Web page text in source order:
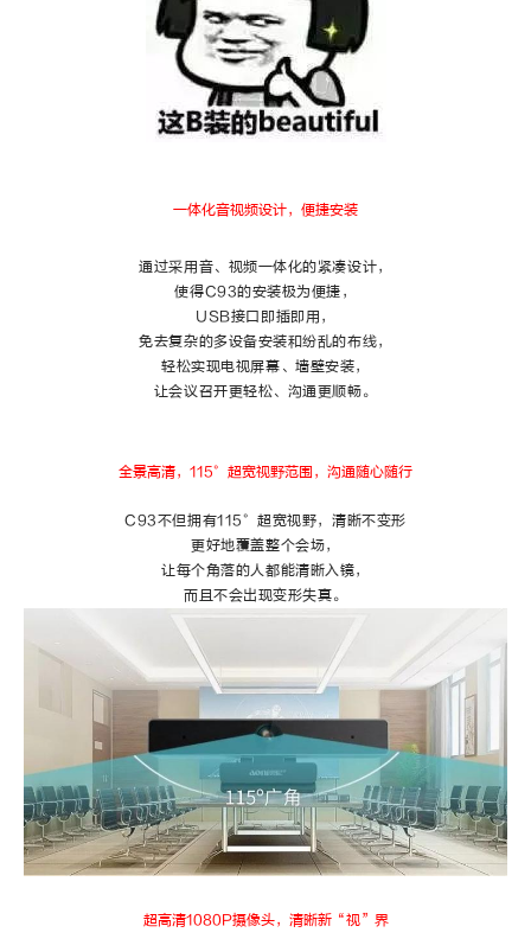
一体化音视频设计，便捷安装
通过采用音、视频一体化的紧凑设计，
使得C93的安装极为便捷，
USB接口即插即用，
免去复杂的多设备安装和纷乱的布线，
轻松实现电视屏幕、墙壁安装，
让会议召开更轻松、沟通更顺畅。
全景高清，115°超宽视野范围，沟通随心随行
C93不但拥有115°超宽视野，清晰不变形
更好地覆盖整个会场，
让每个角落的人都能清晰入镜，
而且不会出现变形失真。
超高清1080P摄像头，清晰新“视”界